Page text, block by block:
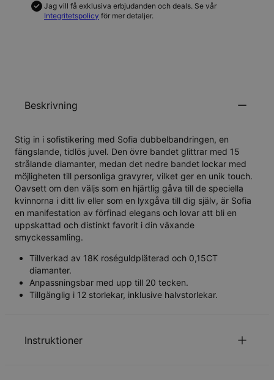
Jag vill få exklusiva erbjudanden och deals. Se vår
Integritetspolicy för mer detaljer.
Beskrivning
Stig in i sofistikering med Sofia dubbelbandringen, en
fängslande, tidlös juvel. Den övre bandet glittrar med 15
strålande diamanter, medan det nedre bandet lockar med
möjligheten till personliga gravyrer, vilket ger en unik touch.
Oavsett om den väljs som en hjärtlig gåva till de speciella
kvinnorna i ditt liv eller som en lyxgåva till dig själv, är Sofia
en manifestation av förfinad elegans och lovar att bli en
uppskattad och distinkt favorit i din växande
smyckessamling.
Tillverkad av 18K roséguldpläterad och 0,15CT
diamanter.
Anpassningsbar med upp till 20 tecken.
Tillgänglig i 12 storlekar, inklusive halvstorlekar.
Instruktioner